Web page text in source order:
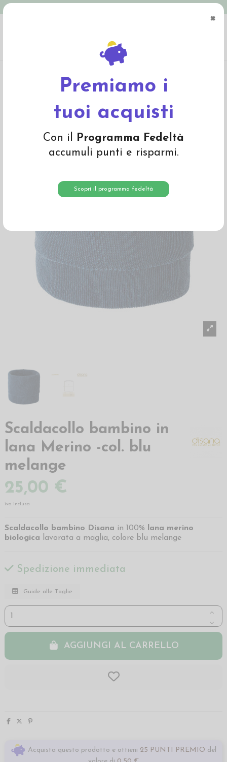
×
Premiamo i
tuoi acquisti
Con il Programma Fedeltà
accumuli punti e risparmi.
Scopri il programma fedeltà
bambino in lana Merino -col. blu melange
Scaldacollo bambino in
lana Merino -col. blu
melange
25,00 €
iva inclusa
Scaldacollo bambino Disana in 100% lana merino
biologica lavorata a maglia, colore blu melange
Spedizione immediata
Guide alle Taglie
AGGIUNGI AL CARRELLO
Acquista questo prodotto e ottieni 25 PUNTI PREMIO del